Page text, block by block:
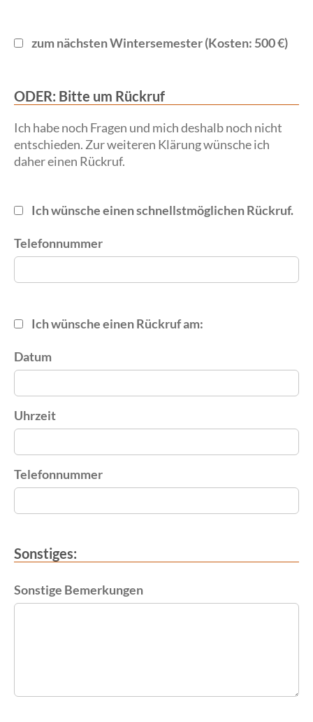
zum nächsten Wintersemester (Kosten: 500 €)
ODER: Bitte um Rückruf
Ich habe noch Fragen und mich deshalb noch nicht
entschieden. Zur weiteren Klärung wünsche ich
daher einen Rückruf.
Ich wünsche einen schnellstmöglichen Rückruf.
Telefonnummer
Ich wünsche einen Rückruf am:
Datum
Uhrzeit
Telefonnummer
Sonstiges:
Sonstige Bemerkungen